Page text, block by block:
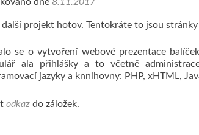
další projekt hotov. Tentokráte to jsou stránky
se o vytvoření webové prezentace
ala přihlášky a to včetně
jazyky a knnihovny: PHP, xHTML,
odkaz do záložek.